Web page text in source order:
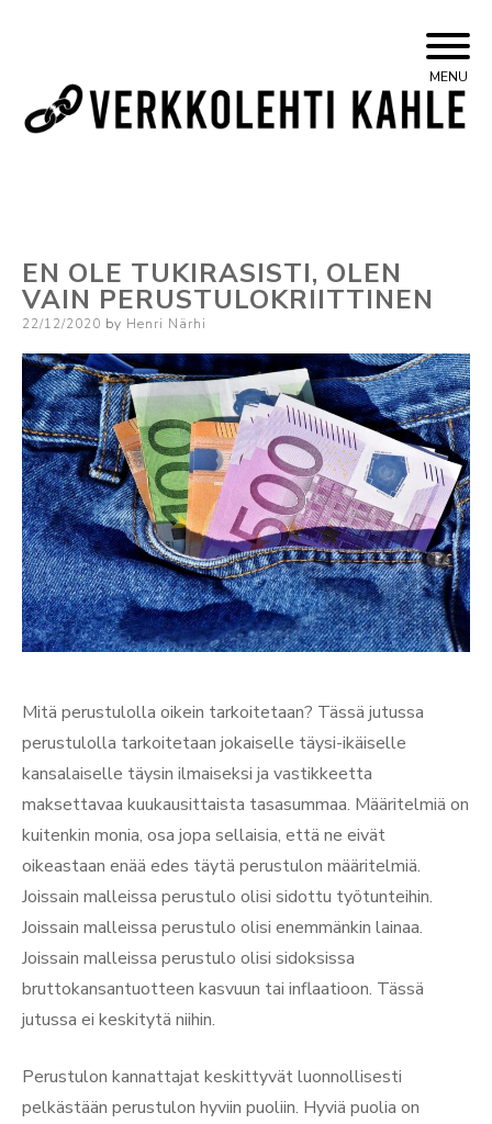
to
content
Kahle MENU
EN OLE TUKIRASISTI, OLEN
VAIN PERUSTULOKRIITTINEN
Posted
22/12/2020 by Henri Närhi
Mitä perustulolla oikein tarkoitetaan? Tässä jutussa
perustulolla tarkoitetaan jokaiselle täysi-ikäiselle
kansalaiselle täysin ilmaiseksi ja vastikkeetta
maksettavaa kuukausittaista tasasummaa. Määritelmiä on
kuitenkin monia, osa jopa sellaisia, että ne eivät
oikeastaan enää edes täytä perustulon määritelmiä.
Joissain malleissa perustulo olisi sidottu työtunteihin.
Joissain malleissa perustulo olisi enemmänkin lainaa.
Joissain malleissa perustulo olisi sidoksissa
bruttokansantuotteen kasvuun tai inflaatioon. Tässä
jutussa ei keskitytä niihin.
Perustulon kannattajat keskittyvät luonnollisesti
pelkästään perustulon hyviin puoliin. Hyviä puolia on